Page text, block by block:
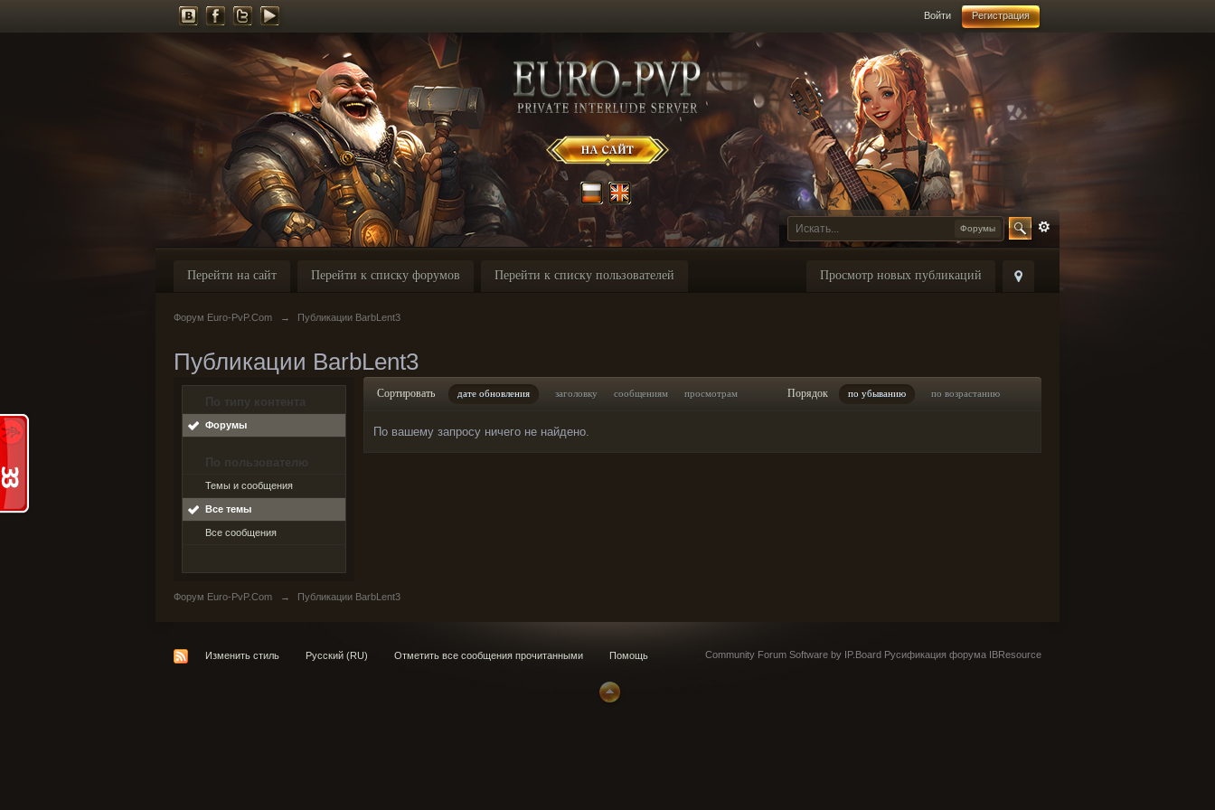
Войти Регистрация
Форумы
Просмотр новых публикаций
Перейти на сайт Перейти к списку форумов Перейти к списку пользователей
Форум Euro-PvP.Com → Публикации BarbLent3
Публикации BarbLent3
По типу контента
Форумы
По пользователю
Темы и сообщения
Все темы
Все сообщения
Сортировать дате обновления заголовку сообщениям просмотрам Порядок по убыванию по возрастанию
По вашему запросу ничего не найдено.
Форум Euro-PvP.Com → Публикации BarbLent3
Изменить стиль Русский (RU) Отметить все сообщения прочитанными Помощь Community Forum Software by IP.Board Русификация форума IBResource